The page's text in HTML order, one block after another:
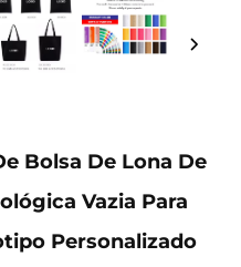
Bolsa De Lona De
Vazia Para
Personalizado